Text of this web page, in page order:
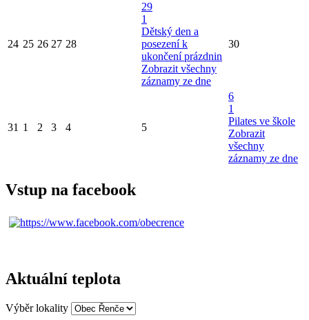
24 25 26 27 28
29
1
Dětský den a
posezení k
ukončení prázdnin
Zobrazit všechny
záznamy ze dne
30
31 1 2 3 4 5
6
1
Pilates ve škole
Zobrazit
všechny
záznamy ze dne
Vstup na facebook
Aktuální teplota
Výběr lokality